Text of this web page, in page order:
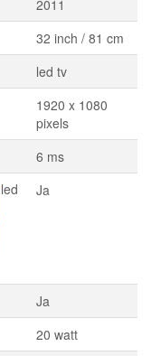
2011
32 inch / 81 cm
led tv
1920 x 1080
pixels
6 ms
led Ja
Ja
20 watt